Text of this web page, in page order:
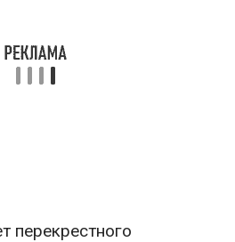
перекрестного